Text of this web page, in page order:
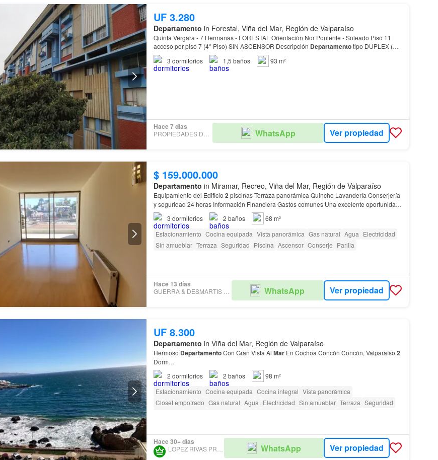
UF 3.280
Departamento in Forestal, Viña del Mar, Región de Valparaíso
Quinta Vergara - 7 Hermanas - FORESTAL Orientación Nor Poniente - Soleado Piso 11
acceso por piso 7 (4° Piso) SIN ASCENSOR Descripción Departamentotipo DUPLEX (2
Pisos) 1° Piso Living Comedor Amplio - Vista al
3 dormitorios 1,5 baños 93 m²
Hace 7 días
PROPIEDADES DEL VALLE WhatsApp Ver propiedad
$ 159.000.000
Departamento in Miramar, Recreo, Viña del Mar, Región de Valparaíso
Equipamiento del Edificio 2piscinas Terraza panorámica Quincho Lavandería Conserjería
y seguridad 24 horas Información Financiera Gastos comunes Una excelente oportunidad
de inversión o para vivir en el centro de Viñ…
3 dormitorios 2 baños
68 m²
Estacionamiento Cocina equipada Vista panorámica Gas natural Agua Electricidad
Sin amueblar Terraza Seguridad Piscina Ascensor Conserje Parilla
Hace 13 días
GUERRA & DESMARTIS PROPIEDADES WhatsApp Ver propiedad
UF 8.300
Departamento in Viña del Mar, Región de Valparaíso
Hermoso DepartamentoCon Gran Vista Al MarEn Cochoa Concón Concón, Valparaíso 2
Dorm…
2 dormitorios 2 baños
98 m²
Estacionamiento Cocina equipada Cocina integral Vista panorámica
Closet empotrado Gas natural Agua Electricidad Sin amueblar Terraza Seguridad
Hace 30+ días
WhatsApp Ver propiedad